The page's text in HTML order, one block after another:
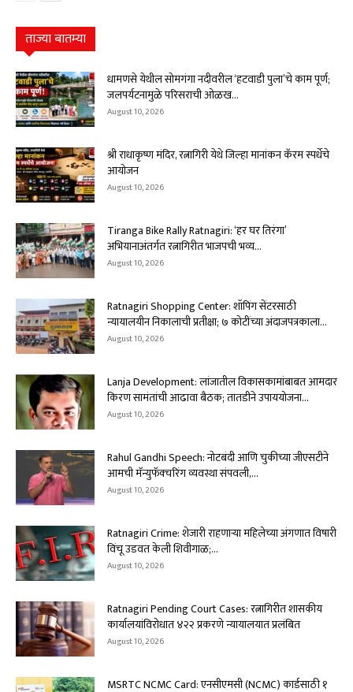
ताज्या बातम्या
धामणसे येथील सोमगंगा नदीवरील ‘हटवाडी पुला’चे काम पूर्ण;
जलपर्यटनामुळे परिसराची ओळख...
August 10, 2026
श्री राधाकृष्ण मंदिर, रत्नागिरी येथे जिल्हा मानांकन कॅरम स्पर्धेचे
आयोजन
August 10, 2026
Tiranga Bike Rally Ratnagiri: ‘हर घर तिरंगा’
अभियानाअंतर्गत रत्नागिरीत भाजपची भव्य...
August 10, 2026
Ratnagiri Shopping Center: शॉपिंग सेंटरसाठी
न्यायालयीन निकालाची प्रतीक्षा; ७ कोटींच्या अंदाजपत्रकाला...
August 10, 2026
Lanja Development: लांजातील विकासकामांबाबत आमदार
किरण सामंतांची आढावा बैठक; तातडीने उपाययोजना...
August 10, 2026
Rahul Gandhi Speech: नोटबंदी आणि चुकीच्या जीएसटीने
आमची मॅन्युफॅक्चरिंग व्यवस्था संपवली,...
August 10, 2026
Ratnagiri Crime: शेजारी राहणाऱ्या महिलेच्या अंगणात विषारी
विंचू उडवत केली शिवीगाळ;...
August 10, 2026
Ratnagiri Pending Court Cases: रत्नागिरीत शासकीय
कार्यालयांविरोधात ४२२ प्रकरणे न्यायालयात प्रलंबित
August 10, 2026
MSRTC NCMC Card: एनसीएमसी (NCMC) कार्डसाठी १